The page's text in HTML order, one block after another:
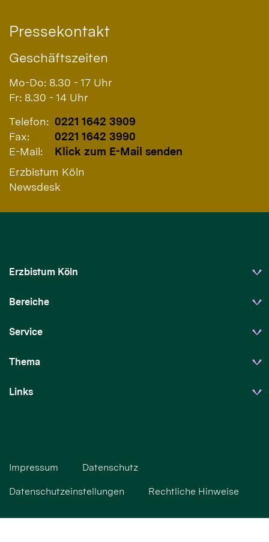
Pressekontakt
Geschäftszeiten
Mo-Do: 8.30 - 17 Uhr
Fr: 8.30 - 14 Uhr
Telefon: 0221 1642 3909
Fax:
0221 1642 3990
E-Mail:
Klick zum E-Mail senden
Erzbistum Köln
Newsdesk
Erzbistum Köln
Bereiche
Service
Thema
Links
Impressum Datenschutz
Datenschutzeinstellungen Rechtliche Hinweise